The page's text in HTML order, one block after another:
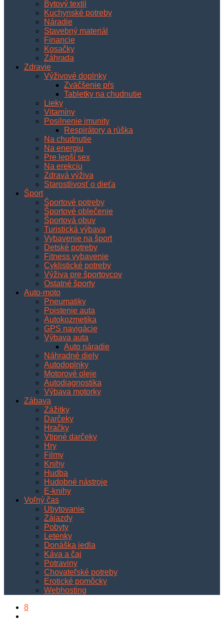
Bytový textil
Kuchynské potreby
Náradie
Stavebný materiál
Financie
Kosačky
Záhrada
Zdravie
Výživové doplnky
Zväčšenie pŕs
Tabletky na chudnutie
Lieky
Vitamíny
Posilnenie imunity
Respirátory a rúška
Na chudnutie
Na energiu
Pre lepší sex
Na erekciu
Zdravá výživa
Starostlivosť o dieťa
Šport
Športové potreby
Športové oblečenie
Športová obuv
Turistická výbava
Vybavenie na šport
Detské potreby
Fitness vybavenie
Cyklistické potreby
Výživa pre športovcov
Ostatné športy
Auto-moto
Pneumatiky
Poistenie auta
Autokozmetika
GPS navigácie
Výbava auta
Auto náradie
Náhradné diely
Autodoplnky
Motorové oleje
Autodiagnostika
Výbava motorky
Zábava
Zážitky
Darčeky
Hračky
Vtipné darčeky
Hry
Filmy
Knihy
Hudba
Hudobné nástroje
E-knihy
Voľný čas
Ubytovanie
Zájazdy
Pobyty
Letenky
Donáška jedla
Káva a čaj
Potraviny
Chovateľské potreby
Erotické pomôcky
Webhosting
8